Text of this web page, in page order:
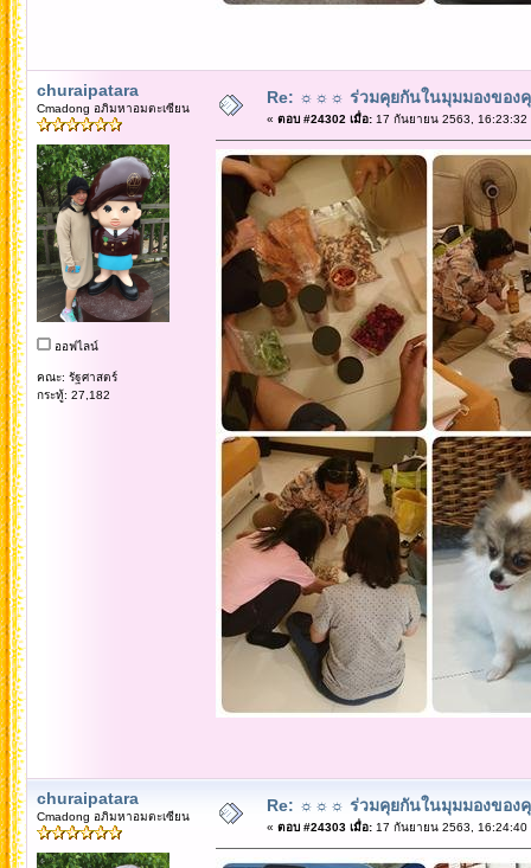
churaipatara
Cmadong อภิมหาอมตะเซียน
ออฟไลน์
คณะ: รัฐศาสตร์
กระทู้: 27,182
Re: ☼☼☼ ร่วมคุยกันในมุมมองของ
« ตอบ #24302 เมื่อ:17 กันยายน 2563, 16:23:32
churaipatara
Cmadong อภิมหาอมตะเซียน
Re: ☼☼☼ ร่วมคุยกันในมุมมองของ
« ตอบ #24303 เมื่อ:17 กันยายน 2563, 16:24:40